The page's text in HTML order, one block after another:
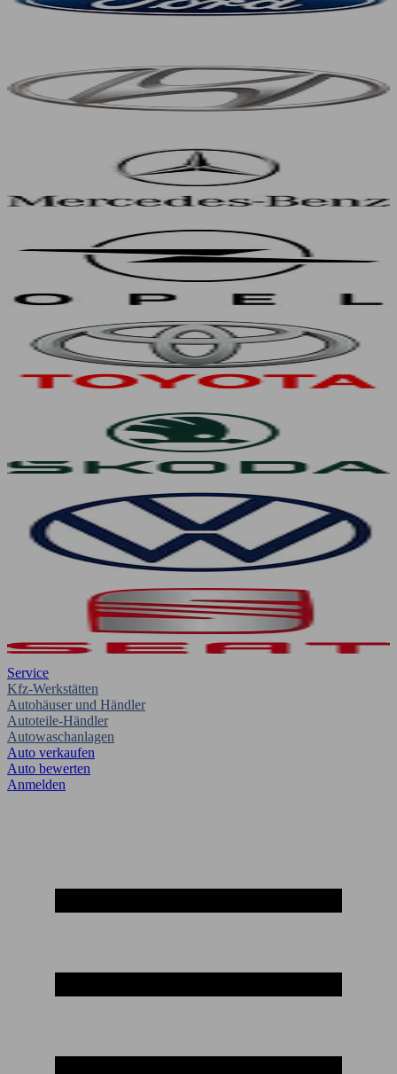
Service
Kfz-Werkstätten
Autohäuser und Händler
Autoteile-Händler
Autowaschanlagen
Auto verkaufen
Auto bewerten
Anmelden